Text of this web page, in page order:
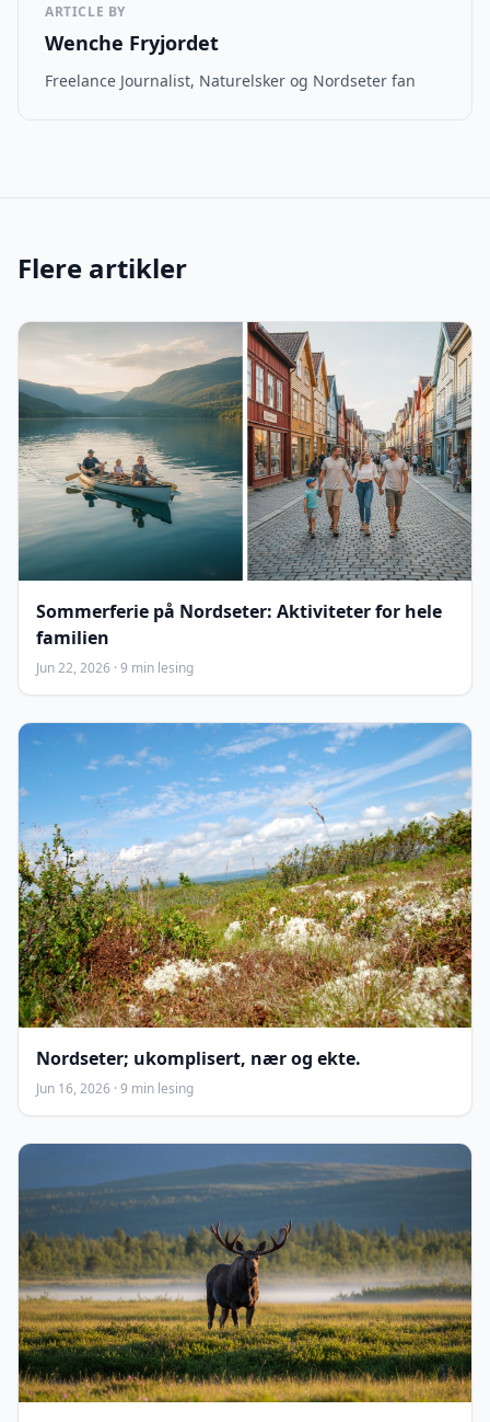
ARTICLE BY
Wenche Fryjordet
Freelance Journalist, Naturelsker og Nordseter fan
Flere artikler
Sommerferie på Nordseter: Aktiviteter for hele
familien
Jun 22, 2026 · 9 min lesing
Nordseter; ukomplisert, nær og ekte.
Jun 16, 2026 · 9 min lesing